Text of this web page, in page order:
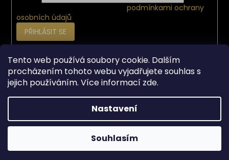
Tento web používá soubory cookie. Dalším
procházením tohoto webu vyjadřujete souhlas s
jejich používáním. Více informací zde.
Nastavení
Souhlasím
podmínkami ochrany
osobních údajů
PŘIHLÁSIT SE
Vše o nákupu
Doprava
Reklamace